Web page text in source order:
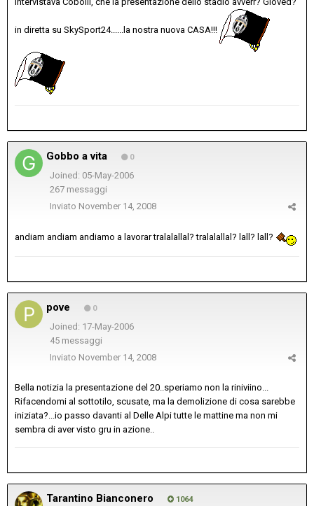
in diretta su SkySport24......la nostra nuova CASA!!!
Gobbo a vita 0
Joined: 05-May-2006
267 messaggi
Inviato November 14, 2008
andiam andiam andiamo a lavorar tralalallal? tralalallal? lall? lall?
pove 0
Joined: 17-May-2006
45 messaggi
Inviato November 14, 2008
Bella notizia la presentazione del 20..speriamo non la riniviino...
Rifacendomi al sottotilo, scusate, ma la demolizione di cosa sarebbe
iniziata?...io passo davanti al Delle Alpi tutte le mattine ma non mi
sembra di aver visto gru in azione..
Tarantino Bianconero 1064